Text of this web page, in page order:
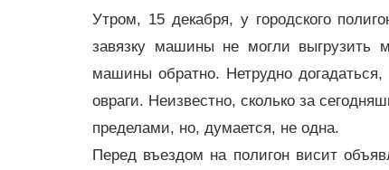
Утром, 15 декабря, у городского
завязку машины не могли выгрузить
машины обратно. Нетрудно
овраги. Неизвестно, сколько за
пределами, но, думается, не одна.
Перед въездом на полигон висит